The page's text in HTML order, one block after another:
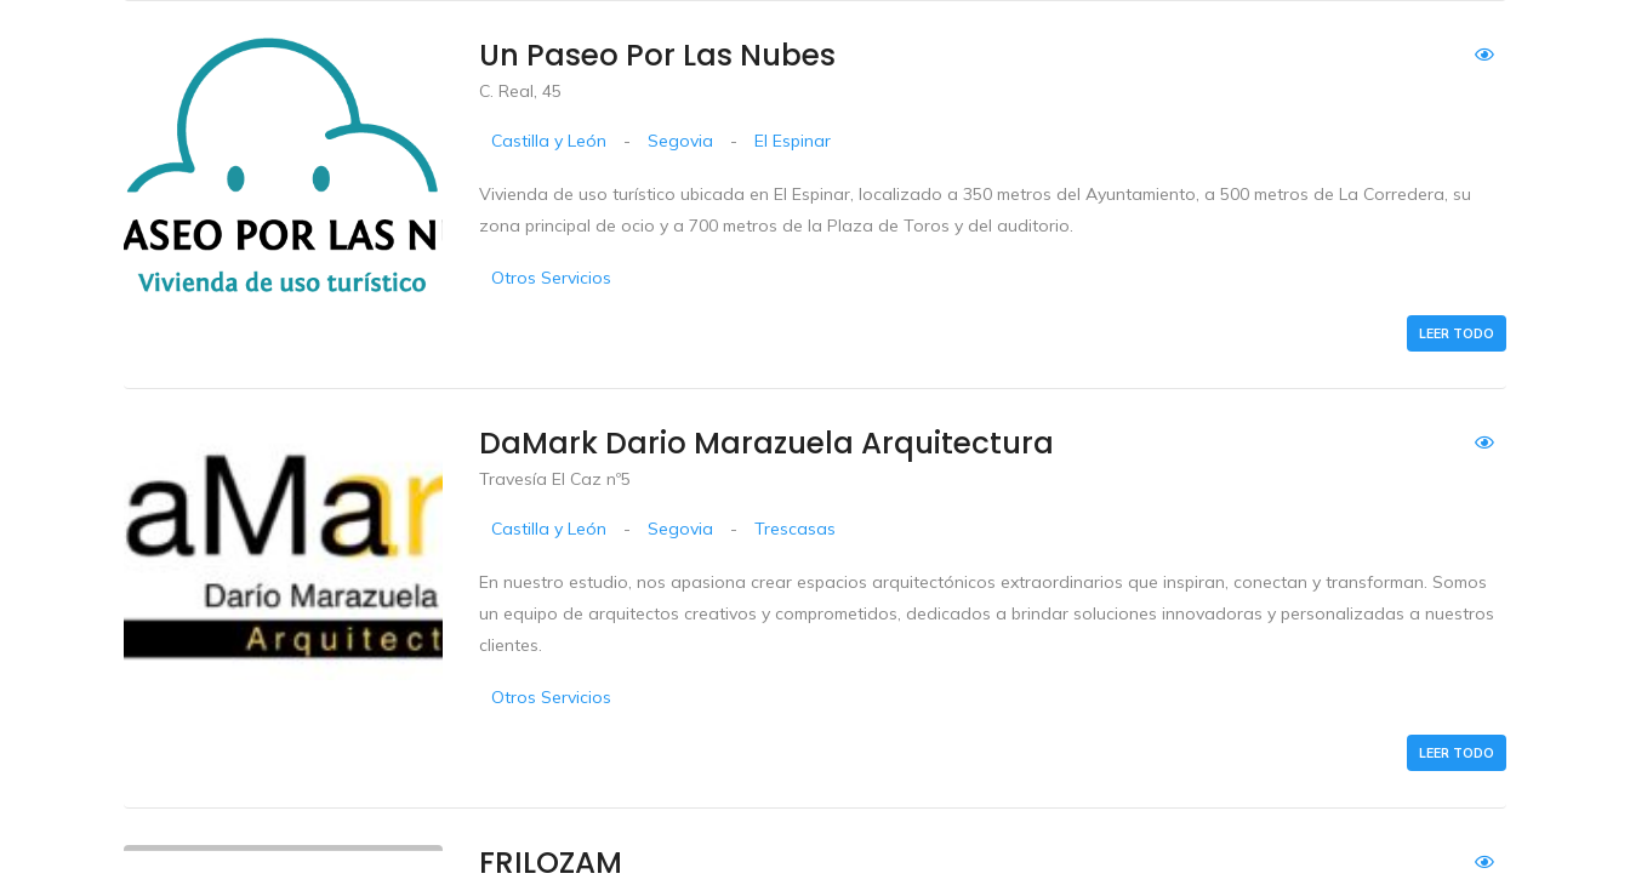
Un Paseo Por Las Nubes
C. Real, 45
Castilla y León - Segovia - El Espinar
Vivienda de uso turístico ubicada en El Espinar, localizado a 350 metros del Ayuntamiento, a 500 metros de La Corredera, su
zona principal de ocio y a 700 metros de la Plaza de Toros y del auditorio.
Otros Servicios
LEER TODO
DaMark Dario Marazuela Arquitectura
Travesía El Caz nº5
Castilla y León - Segovia - Trescasas
En nuestro estudio, nos apasiona crear espacios arquitectónicos extraordinarios que inspiran, conectan y transforman. Somos
un equipo de arquitectos creativos y comprometidos, dedicados a brindar soluciones innovadoras y personalizadas a nuestros
clientes.
Otros Servicios
LEER TODO
FRILOZAM